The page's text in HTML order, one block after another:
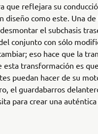
que reflejara su
como este. Una de
el subchasis
conjunto con sólo
eso hace que la
transformación es
puedan hacer de su
el guardabarros
para crear una